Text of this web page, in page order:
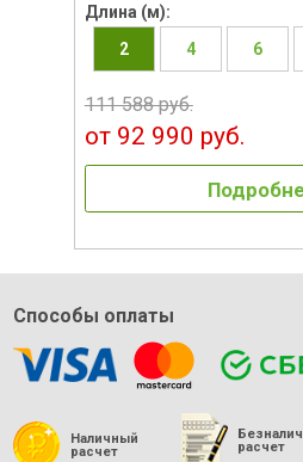
Длина (м):
2
4 6
111 588 руб.
от 92 990 руб.
Способы оплаты
Наличный
расчет
расчет